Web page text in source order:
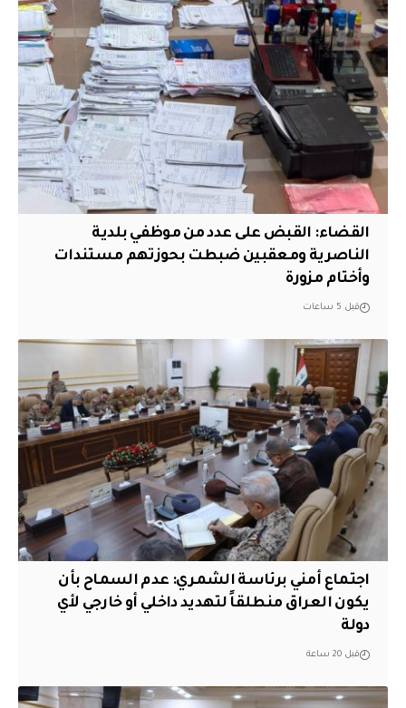
القضاء: القبض على عدد من موظفي بلدية
الناصرية ومعقبين ضبطت بحوزتهم مستندات
وأختام مزورة
قبل 5 ساعات
اجتماع أمني برئاسة الشمري: عدم السماح بأن
يكون العراق منطلقاً لتهديد داخلي أو خارجي لأي
دولة
قبل 20 ساعة